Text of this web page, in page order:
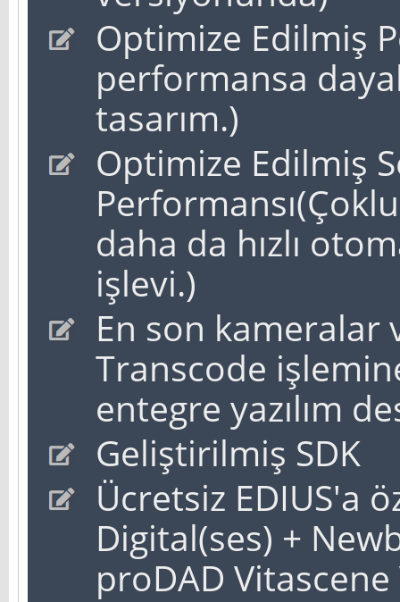
Optimize Edilmiş
performansa
tasarım.)
Optimize Edilmiş
daha da hızlı
işlevi.)
En son kameralar
Transcode
entegre yazılım
Geliştirilmiş SDK
Ücretsiz EDIUS'a
Digital(ses) +
proDAD